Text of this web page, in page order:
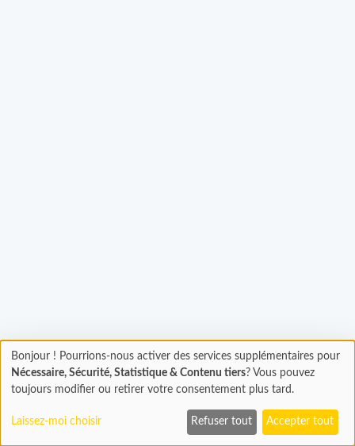
Chargement
En cours...
Bonjour ! Pourrions-nous activer des services supplémentaires pour
Nécessaire, Sécurité, Statistique & Contenu tiers? Vous pouvez
toujours modifier ou retirer votre consentement plus tard.
Laissez-moi choisir Refuser tout Accepter tout